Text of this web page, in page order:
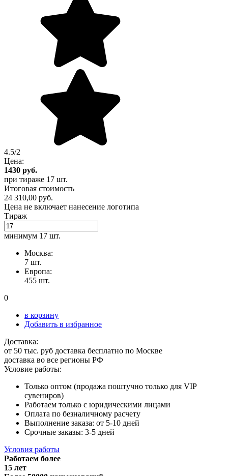
4.5/2
Цена:
1430 руб.
при тираже 17 шт.
Итоговая стоимость
24 310,00 руб.
Цена не включает нанесение логотипа
Тираж
минимум 17 шт.
Москва:
7 шт.
Европа:
455 шт.
0
в корзину
Добавить в избранное
Доставка:
от 50 тыс. руб доставка бесплатно по Москве
доставка во все регионы РФ
Условие работы:
Только оптом (продажа поштучно только для VIP
сувениров)
Работаем только с юридическими лицами
Оплата по безналичному расчету
Выполнение заказа: от 5-10 дней
Срочные заказы: 3-5 дней
Условия работы
Работаем более
15 лет